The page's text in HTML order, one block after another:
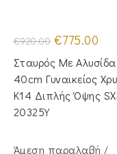
€920.00 Original
price
was:
€920.00.
€775.00
τιμή
είναι:
Σταυρός Με Αλυσίδα
40cm Γυναικείος
Κ14 Διπλής Όψης
20325Y
Άμεση παραλαβή /